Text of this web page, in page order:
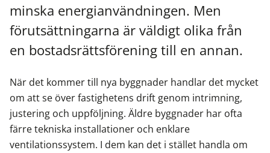
minska energianvändningen. Men
förutsättningarna är väldigt olika från
en bostadsrättsförening till en annan.
När det kommer till nya byggnader handlar det mycket
om att se över fastighetens drift genom intrimning,
justering och uppföljning. Äldre byggnader har ofta
färre tekniska installationer och enklare
ventilationssystem. I dem kan det i stället handla om